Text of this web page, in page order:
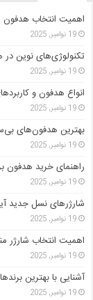
اهمیت انتخاب
19 نوامبر, 2025
تکنولوژی‌های نوین
19 نوامبر, 2025
انواع هدفون و
19 نوامبر, 2025
بهترین هدفون‌های بی‌سیم
19 نوامبر, 2025
راهنمای خرید هدفون
19 نوامبر, 2025
شارژرهای نسل جدید
19 نوامبر, 2025
اهمیت انتخاب شارژر
19 نوامبر, 2025
آشنایی با بهترین
19 نوامبر, 2025